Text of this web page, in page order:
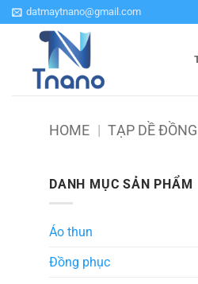
Bỏ
qua
datmaytnano@gmail.com
HOME | TẠP DỀ
DANH MỤC SẢN PHẨM
Áo thun
Đồng phục